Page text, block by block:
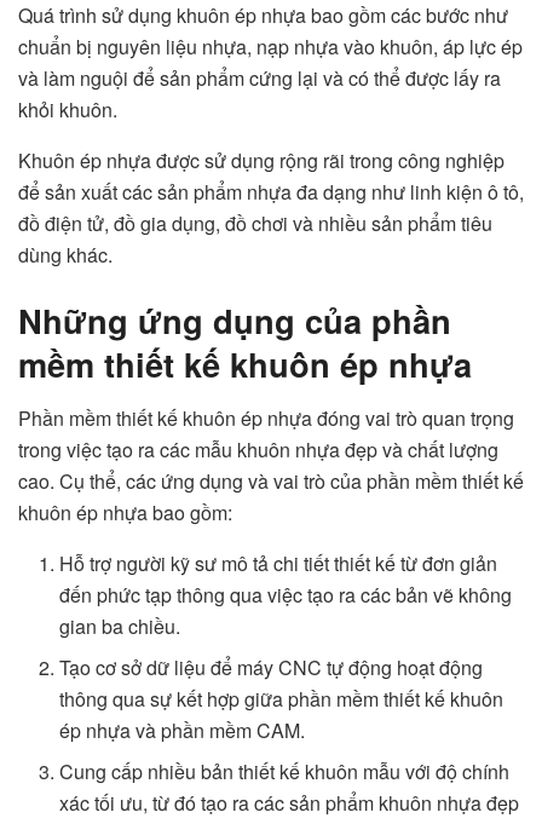
Quá trình sử dụng khuôn ép nhựa bao gồm các bước như
chuẩn bị nguyên liệu nhựa, nạp nhựa vào khuôn, áp lực ép
và làm nguội để sản phẩm cứng lại và có thể được lấy ra
khỏi khuôn.
Khuôn ép nhựa được sử dụng rộng rãi trong công nghiệp
để sản xuất các sản phẩm nhựa đa dạng như linh kiện ô tô,
đồ điện tử, đồ gia dụng, đồ chơi và nhiều sản phẩm tiêu
dùng khác.
Những ứng dụng của phần
mềm thiết kế khuôn ép nhựa
Phần mềm thiết kế khuôn ép nhựa đóng vai trò quan trọng
trong việc tạo ra các mẫu khuôn nhựa đẹp và chất lượng
cao. Cụ thể, các ứng dụng và vai trò của phần mềm thiết kế
khuôn ép nhựa bao gồm:
Hỗ trợ người kỹ sư mô tả chi tiết thiết kế từ đơn giản
đến phức tạp thông qua việc tạo ra các bản vẽ không
gian ba chiều.
Tạo cơ sở dữ liệu để máy CNC tự động hoạt động
thông qua sự kết hợp giữa phần mềm thiết kế khuôn
ép nhựa và phần mềm CAM.
Cung cấp nhiều bản thiết kế khuôn mẫu với độ chính
xác tối ưu, từ đó tạo ra các sản phẩm khuôn nhựa đẹp